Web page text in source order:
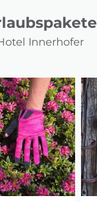
Innerhofer